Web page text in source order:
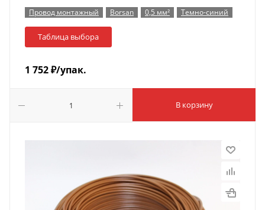
Провод монтажный Borsan 0,5 мм² Темно-синий
Таблица выбора
1 752₽/упак.
В корзину